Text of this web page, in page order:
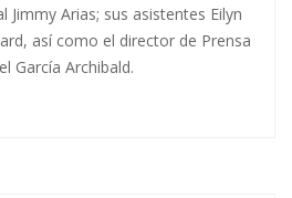
Jimmy Arias; sus asistentes Eilyn
así como el director de Prensa
García Archibald.